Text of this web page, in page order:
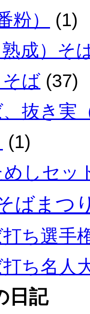
粉）
(1)
成）そ
ば (37)
抜き実
(1)
しセッ
ばまつ
ち選手
ち名人
日記